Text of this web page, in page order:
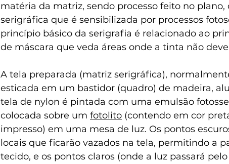
matéria da matriz, sendo processo feito no plano,
serigráfica que é sensibilizada por processos
princípio básico da serigrafia é relacionado ao
de máscara que veda áreas onde a tinta não
A tela preparada (matriz serigráfica),
esticada em um bastidor (quadro) de madeira,
tela de nylon é pintada com uma emulsão
colocada sobre um fotolito (contendo em cor
impresso) em uma mesa de luz. Os pontos
locais que ficarão vazados na tela, permitindo a
tecido, e os pontos claros (onde a luz passará